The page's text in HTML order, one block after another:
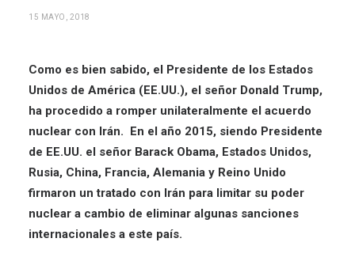
15 MAYO, 2018
Como es bien sabido, el Presidente de los Estados
Unidos de América (EE.UU.), el señor Donald Trump,
ha procedido a romper unilateralmente el acuerdo
nuclear con Irán. En el año 2015, siendo Presidente
de EE.UU. el señor Barack Obama, Estados Unidos,
Rusia, China, Francia, Alemania y Reino Unido
firmaron un tratado con Irán para limitar su poder
nuclear a cambio de eliminar algunas sanciones
internacionales a este país.